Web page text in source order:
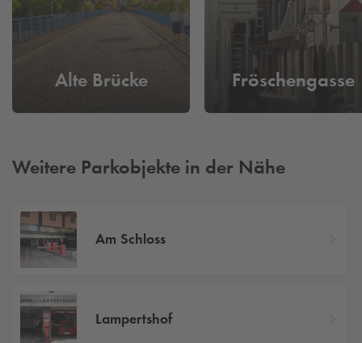
Alte Brücke Fröschengasse
Weitere Parkobjekte in der Nähe
Am Schloss
Lampertshof